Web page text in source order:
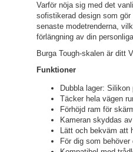
Varför nöja sig med det
sofistikerad design som
senaste modetrenderna,
förlängning av din
Burga Tough-skalen är ditt
Funktioner
Dubbla lager:
Täcker hela vägen
Förhöjd ram för
Kameran skyddas
Lätt och bekväm att
För dig som